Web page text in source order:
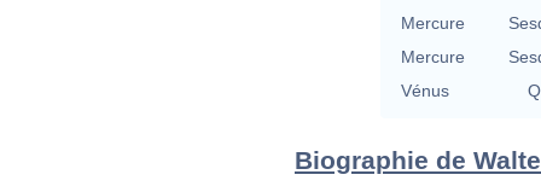
Mercure
Mercure
Vénus
Biographie de